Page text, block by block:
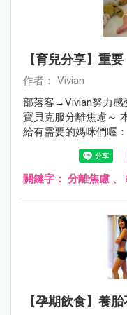
【育兒分享】重
作者： Vivian
部落客→Vivian努力感
寶貝克服分離焦慮～
給有需要的媽咪們喔：
關鍵字： 分離焦慮 、
【孕期飲食】養